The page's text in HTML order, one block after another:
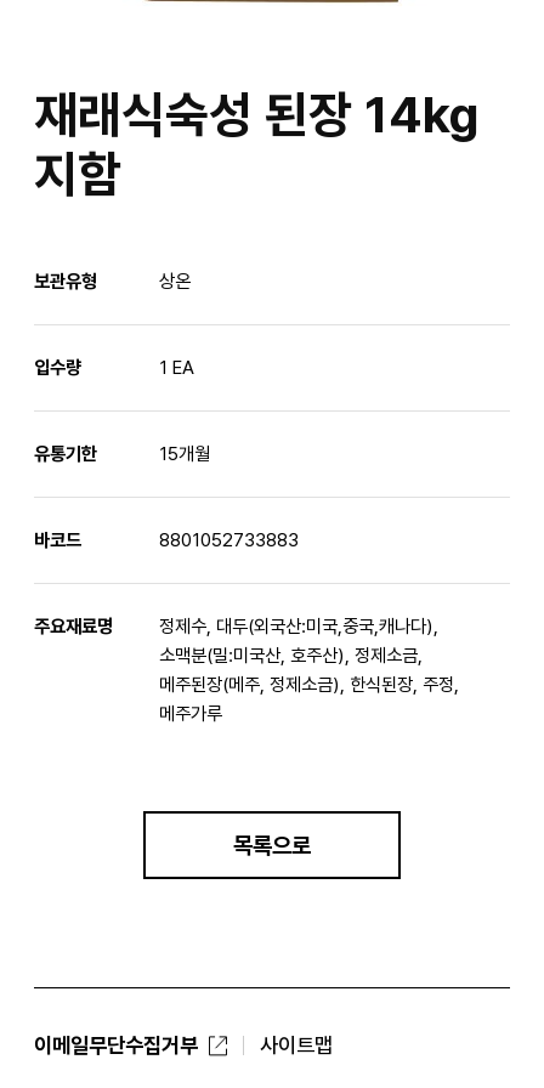
재래식숙성 된장 14kg
지함
보관유형 상온
입수량 1 EA
유통기한 15개월
바코드 8801052733883
주요재료명
정제수, 대두(외국산:미국,중국,캐나다),
소맥분(밀:미국산, 호주산), 정제소금,
메주된장(메주, 정제소금), 한식된장, 주정,
메주가루
목록으로
이메일무단수집거부 사이트맵